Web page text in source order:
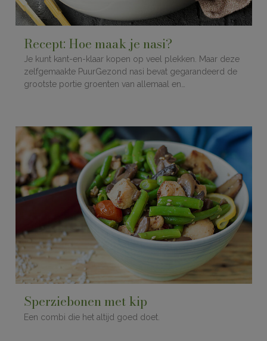
Recept: Hoe maak je nasi?
Je kunt kant-en-klaar kopen op veel plekken. Maar deze
zelfgemaakte PuurGezond nasi bevat gegarandeerd de
grootste portie groenten van allemaal en…
Sperziebonen met kip
Een combi die het altijd goed doet.